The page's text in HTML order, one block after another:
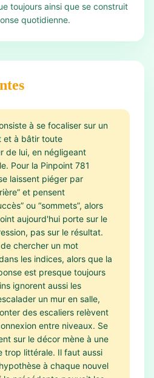
toujours ainsi que se construit
quotidienne.
à se focaliser sur un
et à bâtir toute
de lui, en négligeant
Pour la Pinpoint 781
laissent piéger par
et pensent
ou “sommets”, alors
aujourd'hui porte sur le
pas sur le résultat.
chercher un mot
les indices, alors que la
est presque toujours
ignorent aussi les
un mur en salle,
des escaliers relèvent
entre niveaux. Se
sur le décor mène à une
trop littérale. Il faut aussi
à chaque nouvel